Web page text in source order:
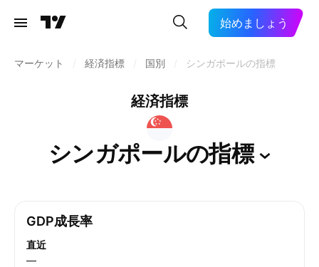
始めましょう
マーケット 経済指標 国別 シンガポールの指標
経済指標
シンガポールの指標
GDP成長率
直近
—